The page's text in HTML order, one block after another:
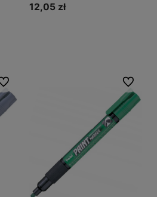
12,05 zł
ulubionych Do